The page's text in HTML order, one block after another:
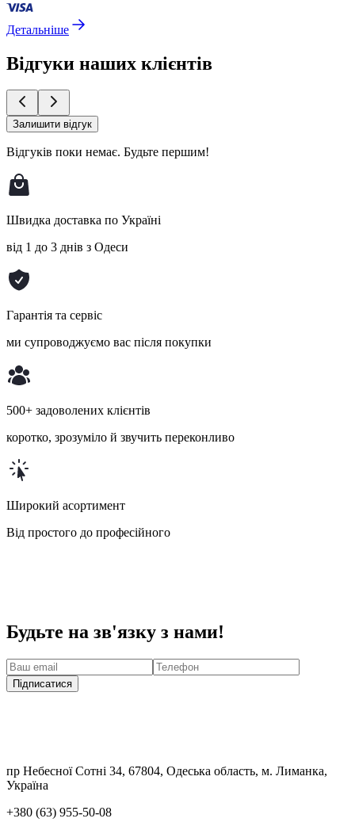
Детальніше
Відгуки наших клієнтів
Залишити відгук
Відгуків поки немає. Будьте першим!
Швидка доставка по Україні
від 1 до 3 днів з Одеси
Гарантія та сервіс
ми супроводжуємо вас після покупки
500+ задоволених клієнтів
коротко, зрозуміло й звучить переконливо
Широкий асортимент
Від простого до професійного
Будьте на зв'язку з нами!
Підписатися
пр Небесної Сотні 34, 67804, Одеська область, м. Лиманка,
Україна
+380 (63) 955-50-08